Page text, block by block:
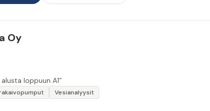
Oy
loppuun A1”
Vesianalyysit